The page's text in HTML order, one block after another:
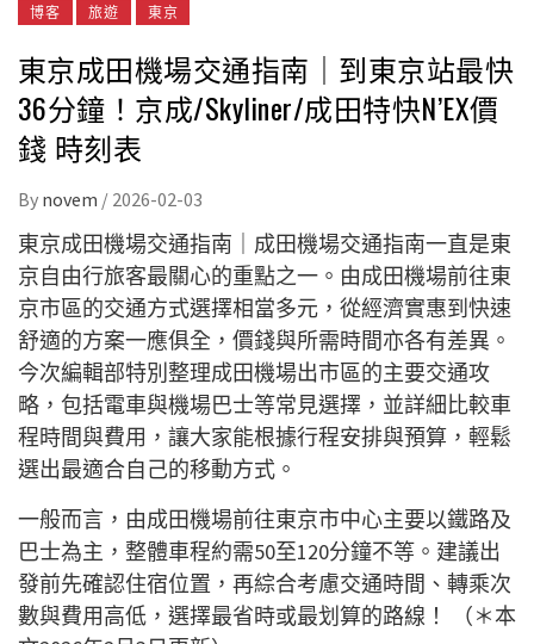
博客 旅遊 東京
東京成田機場交通指南｜到東京站最快
36分鐘！京成/Skyliner/成田特快N’EX價
錢 時刻表
By novem / 2026-02-03
東京成田機場交通指南｜成田機場交通指南一直是東
京自由行旅客最關心的重點之一。由成田機場前往東
京市區的交通方式選擇相當多元，從經濟實惠到快速
舒適的方案一應俱全，價錢與所需時間亦各有差異。
今次編輯部特別整理成田機場出市區的主要交通攻
略，包括電車與機場巴士等常見選擇，並詳細比較車
程時間與費用，讓大家能根據行程安排與預算，輕鬆
選出最適合自己的移動方式。
一般而言，由成田機場前往東京市中心主要以鐵路及
巴士為主，整體車程約需50至120分鐘不等。建議出
發前先確認住宿位置，再綜合考慮交通時間、轉乘次
數與費用高低，選擇最省時或最划算的路線！ （＊本